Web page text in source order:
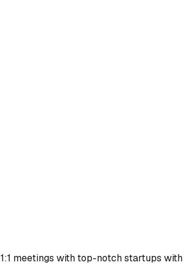
meetings with top-notch startups with